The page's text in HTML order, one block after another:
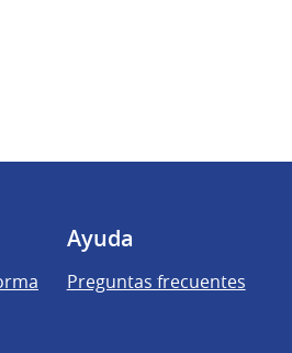
Ayuda
Preguntas frecuentes